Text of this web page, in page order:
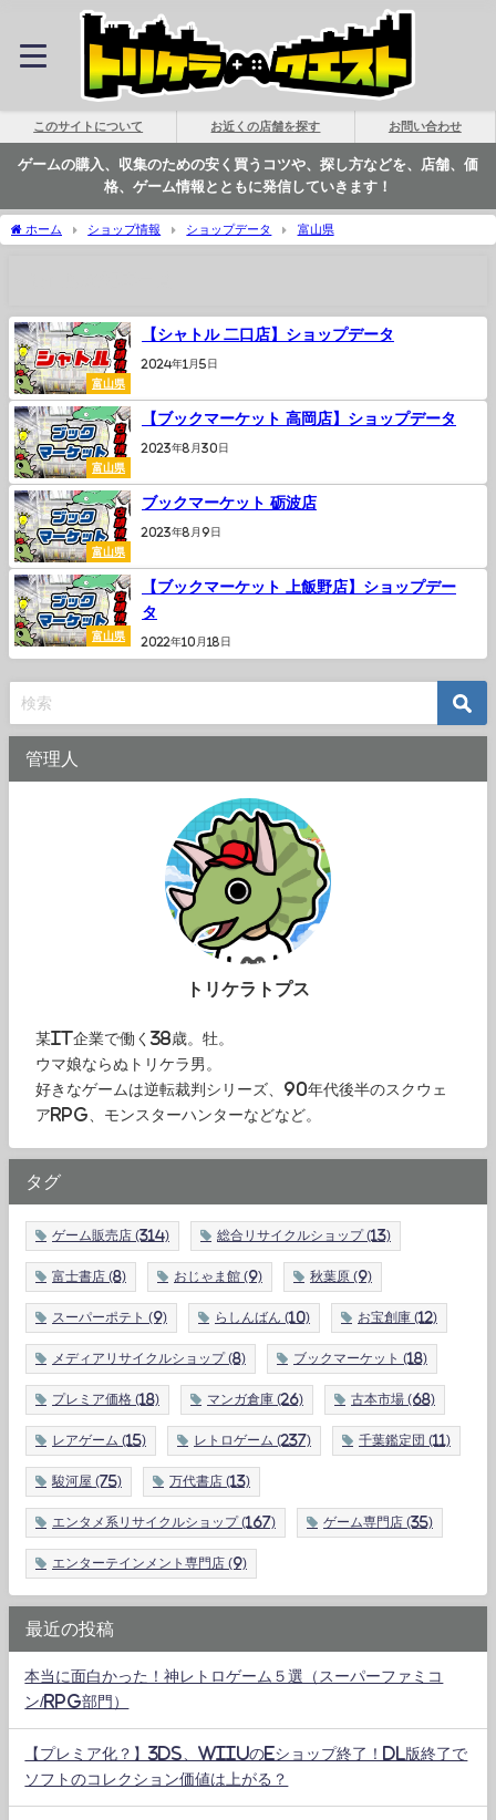
このサイトについて お近くの店舗を探す お問い合わせ
ゲームの購入、収集のための安く買うコツや、探し方などを、店舗、価
格、ゲーム情報とともに発信していきます！
ホーム ショップ情報 ショップデータ 富山県
富山県
【シャトル 二口店】ショップデータ
2024年1月5日
富山県
【ブックマーケット 高岡店】ショップデータ
2023年8月30日
富山県
ブックマーケット 砺波店
2023年8月9日
富山県
【ブックマーケット 上飯野店】ショップデー
タ
2022年10月18日
管理人
トリケラトプス
某IT企業で働く38歳。牡。
ウマ娘ならぬトリケラ男。
好きなゲームは逆転裁判シリーズ、90年代後半のスクウェ
アRPG、モンスターハンターなどなど。
タグ
ゲーム販売店 (314) 総合リサイクルショップ(13)
富士書店 (8) おじゃま館 (9) 秋葉原 (9)
スーパーポテト (9) らしんばん (10) お宝創庫 (12)
メディアリサイクルショップ(8) ブックマーケット (18)
プレミア価格 (18) マンガ倉庫 (26) 古本市場 (68)
レアゲーム (15) レトロゲーム (237) 千葉鑑定団 (11)
駿河屋 (75) 万代書店 (13)
エンタメ系リサイクルショップ(167) ゲーム専門店 (35)
エンターテインメント専門店 (9)
最近の投稿
本当に面白かった！神レトロゲーム５選（スーパーファミコ
ン/RPG部門）
【プレミア化？】3DS、WiiUのeショップ終了！DL版終了で
ソフトのコレクション価値は上がる？